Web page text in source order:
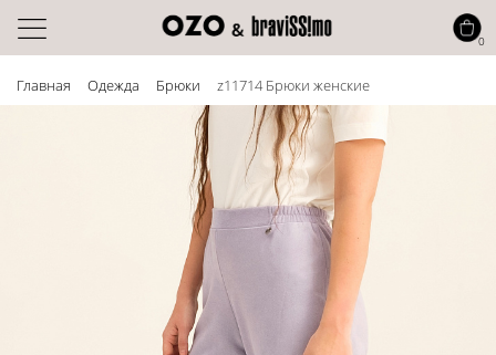
Главная Одежда Брюки z11714 Брюки женские
0